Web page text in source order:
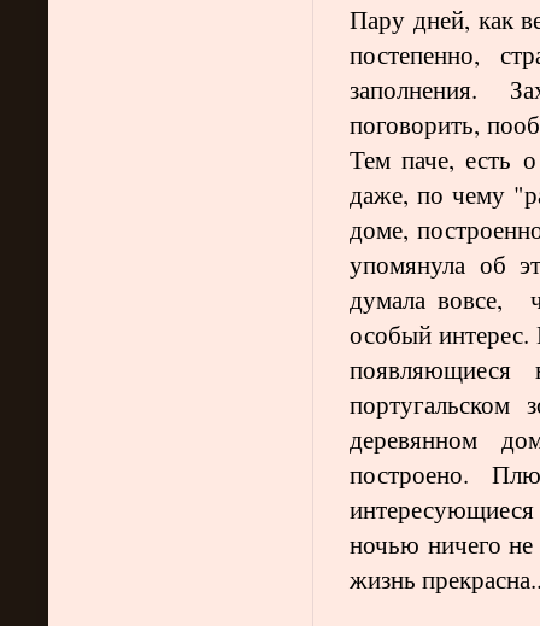
Пару дней, как
постепенно,
заполнения.
поговорить,
Тем паче, есть
даже, по чему
доме,
упомянула об
думала вовсе,
особый
деревянном
построено.
ночью ничего не
жизнь